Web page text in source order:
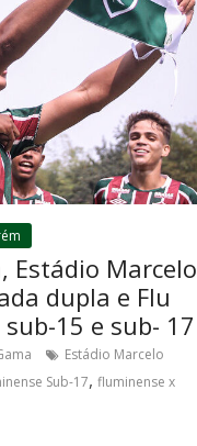
Estádio Marcelo
dupla e Flu
15 e sub- 17
Estádio Marcelo
Sub-17,fluminense x